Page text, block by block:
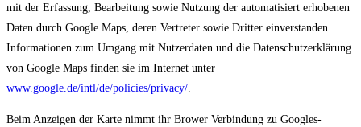
mit der Erfassung, Bearbeitung sowie Nutzung der automatisiert erhobenen
Daten durch Google Maps, deren Vertreter sowie Dritter einverstanden.
Informationen zum Umgang mit Nutzerdaten und die Datenschutzerklärung
von Google Maps finden sie im Internet unter
www.google.de/intl/de/policies/privacy/.
Beim Anzeigen der Karte nimmt ihr Brower Verbindung zu Googles-